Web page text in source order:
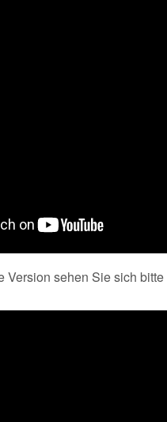
Version sehen Sie sich